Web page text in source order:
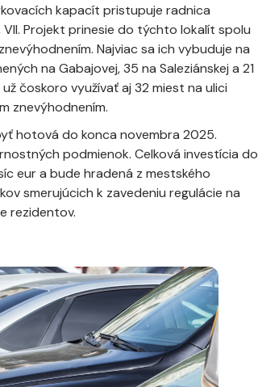
kapacít pristupuje radnica
Projekt prinesie do týchto lokalít spolu
Najviac sa ich vybuduje na
na Gabajovej, 35 na Saleziánskej a 21
čoskoro využívať aj 32 miest na ulici
znevýhodnením.
hotová do konca novembra 2025.
podmienok. Celková investícia do
eur a bude hradená z mestského
smerujúcich k zavedeniu regulácie na
rezidentov.